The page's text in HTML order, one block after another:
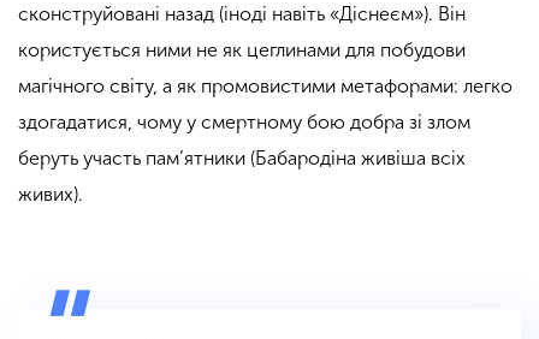
сконструйовані назад (іноді навіть «Діснеєм»). Він
користується ними не як цеглинами для побудови
магічного світу, а як промовистими метафорами: легко
здогадатися, чому у смертному бою добра зі злом
беруть участь пам’ятники (Бабародіна живіша всіх
живих).